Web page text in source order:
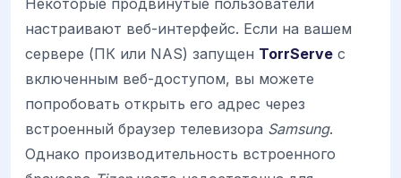
настраивают веб-интерфейс. Если на вашем
сервере (ПК или NAS) запущен TorrServe с
включенным веб-доступом, вы можете
попробовать открыть его адрес через
встроенный браузер телевизора Samsung.
Однако производительность встроенного